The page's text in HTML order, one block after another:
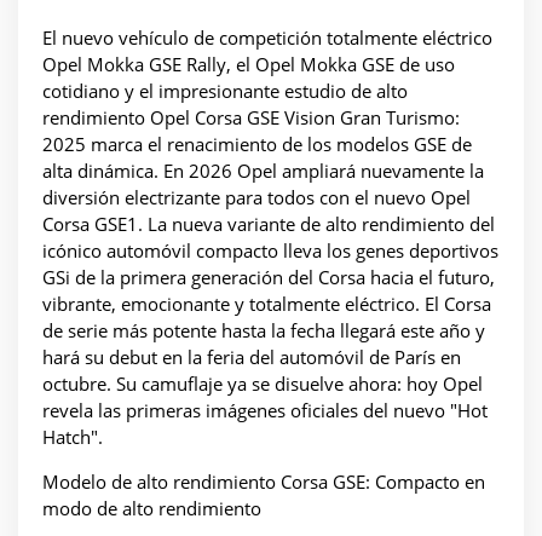
El nuevo vehículo de competición totalmente eléctrico
Opel Mokka GSE Rally, el Opel Mokka GSE de uso
cotidiano y el impresionante estudio de alto
rendimiento Opel Corsa GSE Vision Gran Turismo:
2025 marca el renacimiento de los modelos GSE de
alta dinámica. En 2026 Opel ampliará nuevamente la
diversión electrizante para todos con el nuevo Opel
Corsa GSE1. La nueva variante de alto rendimiento del
icónico automóvil compacto lleva los genes deportivos
GSi de la primera generación del Corsa hacia el futuro,
vibrante, emocionante y totalmente eléctrico. El Corsa
de serie más potente hasta la fecha llegará este año y
hará su debut en la feria del automóvil de París en
octubre. Su camuflaje ya se disuelve ahora: hoy Opel
revela las primeras imágenes oficiales del nuevo "Hot
Hatch".
Modelo de alto rendimiento Corsa GSE: Compacto en
modo de alto rendimiento